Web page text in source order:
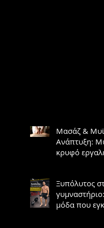
Μασάζ &
Ανάπτυξη:
κρυφό
Ξυπόλυτος
μόδα που